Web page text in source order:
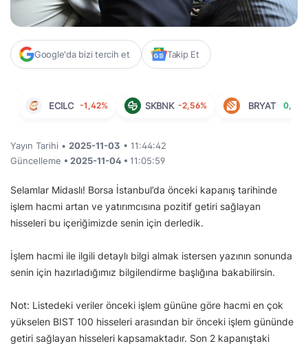
Google'da bizi tercih et Takip Et
ECILC -1,42% SKBNK -2,56% BRYAT 0,11%
Yayın Tarihi • 2025-11-03 • 11:44:42
Güncelleme • 2025-11-04 • 11:05:59
Selamlar Midaslı! Borsa İstanbul’da önceki kapanış tarihinde
işlem hacmi artan ve yatırımcısına pozitif getiri sağlayan
hisseleri bu içeriğimizde senin için derledik.
İşlem hacmi ile ilgili detaylı bilgi almak istersen yazının sonunda
senin için hazırladığımız bilgilendirme başlığına bakabilirsin.
Not: Listedeki veriler önceki işlem gününe göre hacmi en çok
yükselen BIST 100 hisseleri arasından bir önceki işlem gününde
getiri sağlayan hisseleri kapsamaktadır. Son 2 kapanıştaki